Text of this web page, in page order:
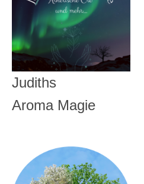
Judiths
Aroma Magie